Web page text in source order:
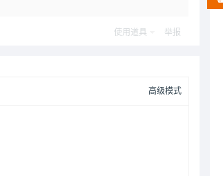
使用道具 举报
高级模式